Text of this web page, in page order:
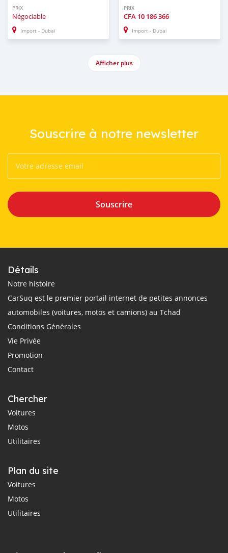
PRIX
Négociable
Import - Dubai
PRIX
CFA 10 186 366
Import - Dubai
Afficher plus
Souscrire à notre newsletter
Souscrire
Détails
Notre histoire
CarSuq est le premier portail internet de petites annonces
automobiles (voitures, motos et camions) au Tchad
Conditions Générales
Vie Privée
Promotion
Contact
Chercher
Voitures
Motos
Utilitaires
Plan du site
Voitures
Motos
Utilitaires